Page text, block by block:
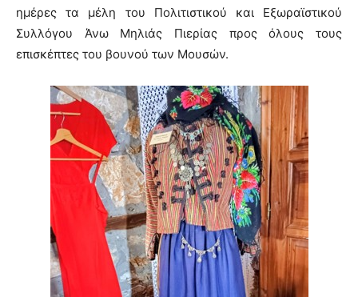
ημέρες τα μέλη του Πολιτιστικού και Εξωραϊστικού
Συλλόγου Άνω Μηλιάς Πιερίας προς όλους τους
επισκέπτες του βουνού των Μουσών.